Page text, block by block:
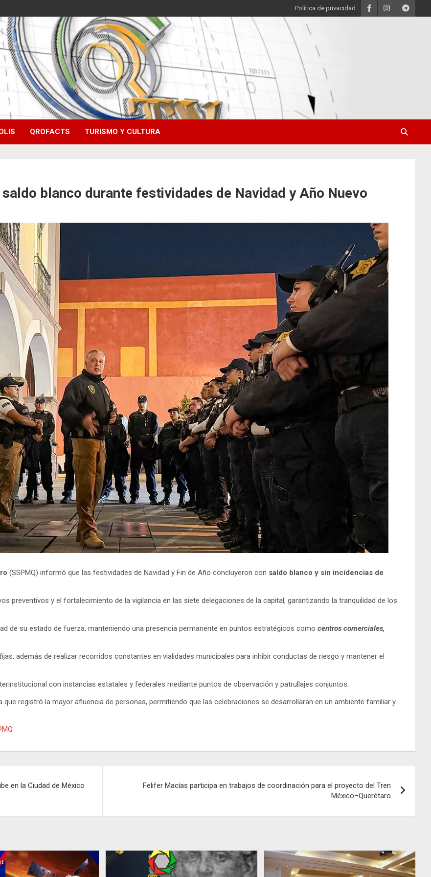
Política de privacidad
QROFACTS TURISMO Y CULTURA
blanco durante festividades de Navidad y Año Nuevo
(SSPMQ) informó que las festividades de Navidad y Fin de Año concluyeron con saldo blanco y sin incidencias de
preventivos y el fortalecimiento de la vigilancia en las siete delegaciones de la capital, garantizando la tranquilidad de los
de su estado de fuerza, manteniendo una presencia permanente en puntos estratégicos como centros comerciales,
además de realizar recorridos constantes en vialidades municipales para inhibir conductas de riesgo y mantener el
con instancias estatales y federales mediante puntos de observación y patrullajes conjuntos.
que registró la mayor afluencia de personas, permitiendo que las celebraciones se desarrollaran en un ambiente familiar y
en la Ciudad de México
Felifer Macías participa en trabajos de coordinación para el proyecto del Tren
México–Querétaro